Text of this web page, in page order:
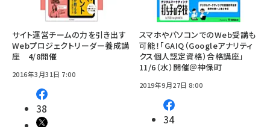
サイト運営チームの力を引き出す
Webプロジェクトリーダー養成講
座 4/8開催
2016年3月31日 7:00
38
スマホやパソコンでのWeb受講も
可能！「GAIQ（Googleアナリティ
クス個人認定資格）合格講座」
11/6（水）開催＠神保町
2019年9月27日 8:00
34